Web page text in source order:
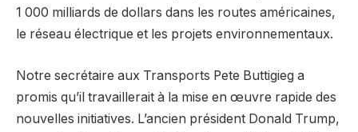
1 000 milliards de dollars dans les routes américaines,
le réseau électrique et les projets environnementaux.
Notre secrétaire aux Transports Pete Buttigieg a
promis qu’il travaillerait à la mise en œuvre rapide des
nouvelles initiatives. L’ancien président Donald Trump,